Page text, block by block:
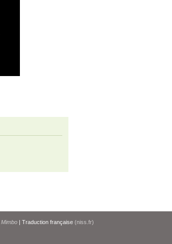
Mimbo | Traduction française (niss.fr)